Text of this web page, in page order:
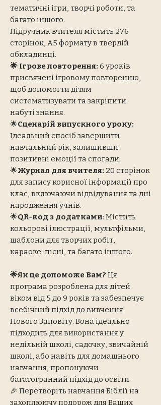
тематичні ігри, творчі роботи, та
багато іншого.
Підручник вчителя містить 276
сторінок, А5 формату в твердій
обкладинці.
🌟 Ігрове повторення: 6 уроків
присвячені ігровому повторенню,
щоб допомогти дітям
систематизувати та закріпити
набуті знання.
🌟Сценарій випускного уроку:
Ідеальний спосіб завершити
навчальний рік, залишивши
позитивні емоції та спогади.
🌟Журнал для вчителя: 20 сторінок
для запису корисної інформації про
клас, включаючи відвідування та дні
народження учнів.
🌟QR-код з додатками: Містить
кольорові ілюстрації, мультфільми,
шаблони для творчих робіт,
караоке-пісні, та багато іншого.
🌟Як це допоможе Вам? Ця
програма розроблена для дітей
віком від 5 до 9 років та забезпечує
всебічний підхід до вивчення
Нового Заповіту. Вона ідеально
підходить для використання у
недільній школі, садочку, звичайній
школі, або навіть для домашнього
навчання, пропонуючи
багатогранний підхід до освіти.
🎉 Перетворіть навчання Біблії на
захоплюючу подорож для Ваших